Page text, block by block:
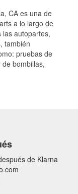
, CA es una de
a lo largo de
las autopartes,
también
pruebas de
bombillas,
de Klarna